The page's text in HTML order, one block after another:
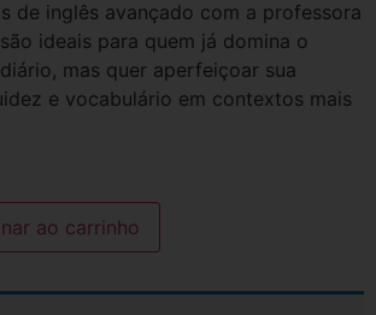
de inglês avançado com a professora
ideais para quem já domina o
mas quer aperfeiçoar sua
e vocabulário em contextos mais
ao carrinho